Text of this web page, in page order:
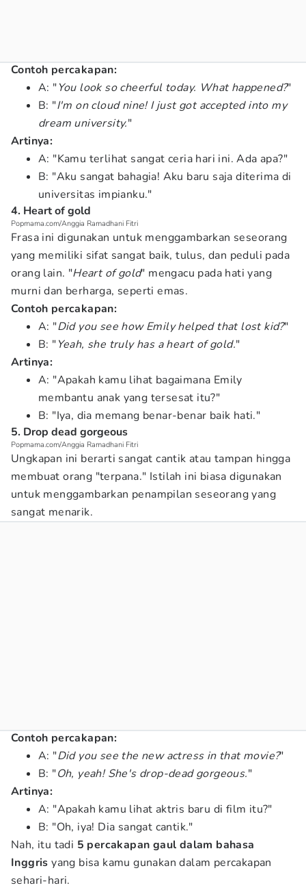
Contoh percakapan:
A: "You look so cheerful today. What happened?"
B: "I'm on cloud nine! I just got accepted into my
dream university."
Artinya:
A: "Kamu terlihat sangat ceria hari ini. Ada apa?"
B: "Aku sangat bahagia! Aku baru saja diterima di
universitas impianku."
4. Heart of gold
Popmama.com/Anggia Ramadhani Fitri
Frasa ini digunakan untuk menggambarkan seseorang
yang memiliki sifat sangat baik, tulus, dan peduli pada
orang lain. "Heart of gold" mengacu pada hati yang
murni dan berharga, seperti emas.
Contoh percakapan:
A: "Did you see how Emily helped that lost kid?"
B: "Yeah, she truly has a heart of gold."
Artinya:
A: "Apakah kamu lihat bagaimana Emily
membantu anak yang tersesat itu?"
B: "Iya, dia memang benar-benar baik hati."
5. Drop dead gorgeous
Popmama.com/Anggia Ramadhani Fitri
Ungkapan ini berarti sangat cantik atau tampan hingga
membuat orang "terpana." Istilah ini biasa digunakan
untuk menggambarkan penampilan seseorang yang
sangat menarik.
Contoh percakapan:
A: "Did you see the new actress in that movie?"
B: "Oh, yeah! She's drop-dead gorgeous."
Artinya:
A: "Apakah kamu lihat aktris baru di film itu?"
B: "Oh, iya! Dia sangat cantik."
Nah, itu tadi 5 percakapan gaul dalam bahasa
Inggrisyang bisa kamu gunakan dalam percakapan
sehari-hari.